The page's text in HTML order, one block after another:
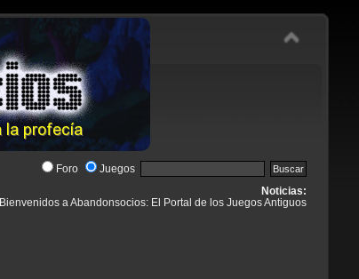
Foro Juegos
Noticias:
Bienvenidos a Abandonsocios: El Portal de los Juegos Antiguos